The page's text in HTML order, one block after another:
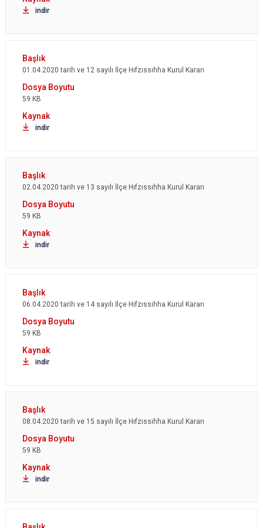
indir
01.04.2020 tarih ve 12 sayılı İlçe Hıfzıssıhha Kurul Kararı
59 KB
indir
02.04.2020 tarih ve 13 sayılı İlçe Hıfzıssıhha Kurul Kararı
59 KB
indir
06.04.2020 tarih ve 14 sayılı İlçe Hıfzıssıhha Kurul Kararı
59 KB
indir
08.04.2020 tarih ve 15 sayılı İlçe Hıfzıssıhha Kurul Kararı
59 KB
indir